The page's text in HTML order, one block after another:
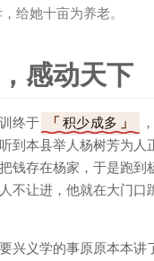
给她十亩为养老。
感动天下
终于 积少成多
到本县举人杨树芳为人
钱存在杨家，于是跑到
不让进，他就在大门口
兴义学的事原原本本讲